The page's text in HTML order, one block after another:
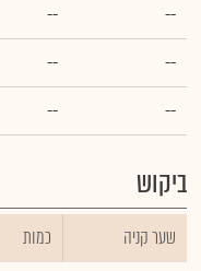
--
--
--
--
--
--
ביקוש
שער קניה כמות